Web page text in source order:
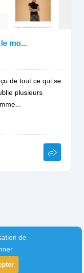
mo...
de tout ce qui se
plusieurs
de